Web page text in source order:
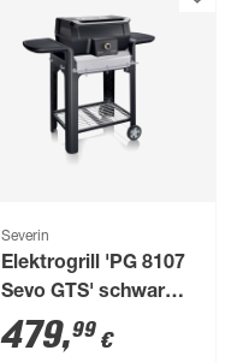
Severin
Elektrogrill 'PG 8107
Sevo GTS' schwarz
3000 W 66 x 119 x
126 cm
479,99 €